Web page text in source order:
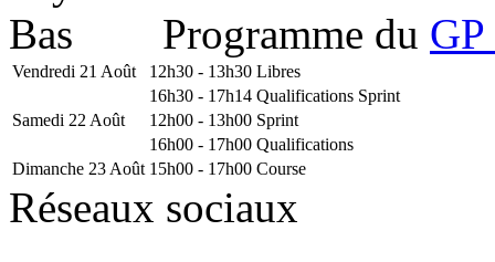
Programme du
Vendredi 21 Août 12h30 - 13h30 Libres
16h30 - 17h14 Qualifications Sprint
Samedi 22 Août
12h00 - 13h00 Sprint
16h00 - 17h00 Qualifications
Dimanche 23 Août 15h00 - 17h00 Course
Réseaux sociaux